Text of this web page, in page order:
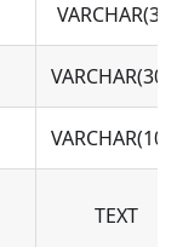
VARCHAR(30)
TEXT